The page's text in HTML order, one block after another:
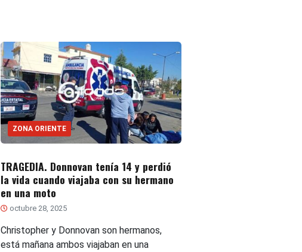
ZONA ORIENTE
TRAGEDIA. Donnovan tenía 14 y perdió
la vida cuando viajaba con su hermano
en una moto
octubre 28, 2025
Christopher y Donnovan son hermanos,
está mañana ambos viajaban en una